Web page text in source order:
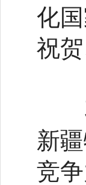
化
祝
习
新
竞